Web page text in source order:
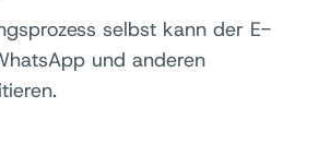
selbst kann der E-
und anderen